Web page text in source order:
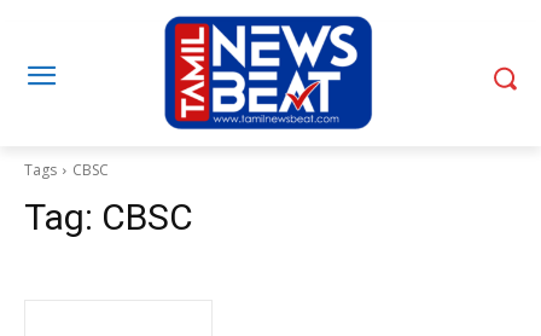
Tags CBSC
Tag: CBSC